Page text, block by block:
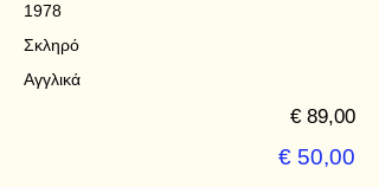
1978
Σκληρό
Αγγλικά
€ 89,00
€ 50,00